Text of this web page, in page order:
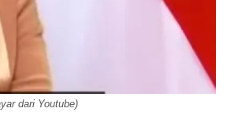
dari Youtube)